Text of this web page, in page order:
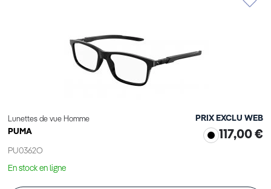
Lunettes de vue Homme
PUMA
PU0362O
PRIX EXCLU WEB
117,00 €
En stock en ligne